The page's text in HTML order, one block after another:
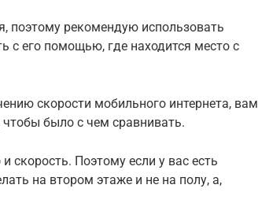
поэтому рекомендую использовать
с его помощью, где находится место с
скорости мобильного интернета, вам
чтобы было с чем сравнивать.
скорость. Поэтому если у вас есть
на втором этаже и не на полу, а,